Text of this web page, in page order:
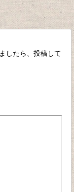
したら、投稿して